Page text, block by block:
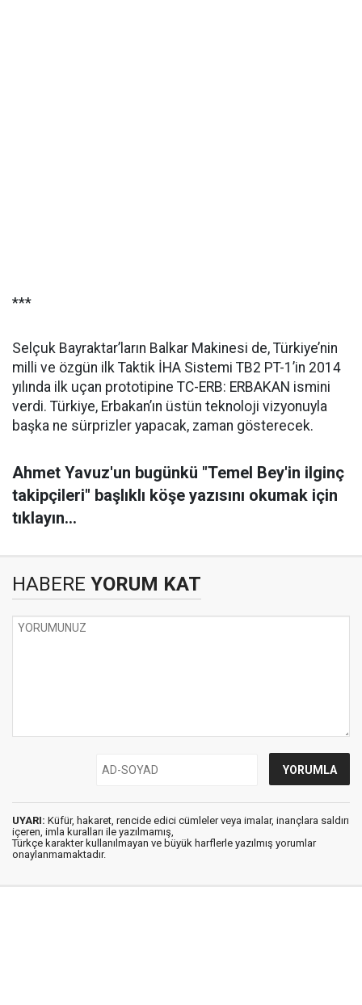
***
Selçuk Bayraktar’ların Balkar Makinesi de, Türkiye’nin
milli ve özgün ilk Taktik İHA Sistemi TB2 PT-1’in 2014
yılında ilk uçan prototipine TC-ERB: ERBAKAN ismini
verdi. Türkiye, Erbakan’ın üstün teknoloji vizyonuyla
başka ne sürprizler yapacak, zaman gösterecek.
Ahmet Yavuz'un bugünkü "Temel Bey'in ilginç
takipçileri" başlıklı köşe yazısını okumak için
tıklayın...
HABERE YORUM KAT
UYARI: Küfür, hakaret, rencide edici cümleler veya imalar, inançlara saldırı
içeren, imla kuralları ile yazılmamış,
Türkçe karakter kullanılmayan ve büyük harflerle yazılmış yorumlar
onaylanmamaktadır.